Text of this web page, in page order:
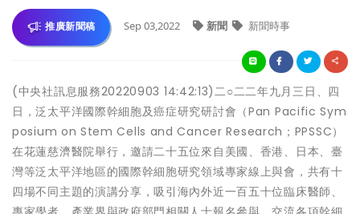
推廣新聞稿 Sep 03,2022 新聞 新聞時事
(中央社訊息服務20220903 14:42:13)二○二二年九月三日、四
日，泛太平洋國際幹細胞及癌症研究研討會（Pan Pacific Sym
posium on Stem Cells and Cancer Research；PPSSC）
在花蓮慈濟醫院舉行，邀請二十五位來自美國、香港、日本、臺
灣等泛太平洋地區的國際幹細胞研究領域專家線上與會，共有十
四場不同主題的演講分享，吸引海內外近一百五十位臨床醫師、